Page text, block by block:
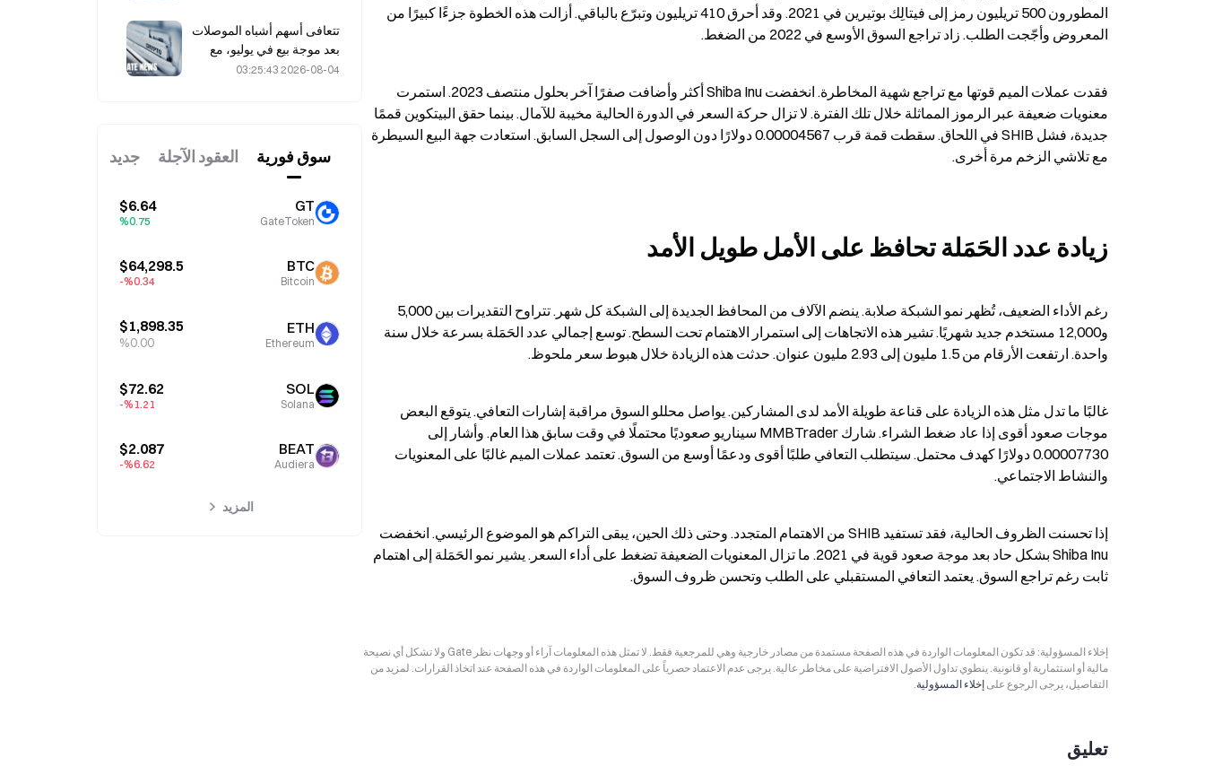
المعروض وأجّجت الطلب. زاد تراجع السوق الأوسع في 2022 من الضغط.
مع تلاشي الزخم مرة أخرى.
زيادة عدد الحَمَلة تحافظ على الأمل طويل الأمد
واحدة. ارتفعت الأرقام من 1.5 مليون إلى 2.93 مليون عنوان. حدثت هذه الزيادة خلال هبوط سعر ملحوظ.
والنشاط الاجتماعي.
ثابت رغم تراجع السوق. يعتمد التعافي المستقبلي على الطلب وتحسن ظروف السوق.
إخلاء المسؤولية: قد تكون المعلومات الواردة في هذه الصفحة مستمدة من مصادر خارجية وهي للمرجعية فقط. لا تمثل هذه المعلومات آراء أو وجهات نظر Gate ولا تشكل أي نصيحة
مالية أو استثمارية أو قانونية. ينطوي تداول الأصول الافتراضية على مخاطر عالية. يرجى عدم الاعتماد حصرياً على المعلومات الواردة في هذه الصفحة عند اتخاذ القرارات. لمزيد من
التفاصيل، يرجى الرجوع على إخلاء المسؤولية.
تعليق
تتعافى أسهم أشباه الموصلات
بعد موجة بيع في يوليو، مع
2026-08-04 03:25:43
سوق فوریة العقود الآجلة جديد
GT
GateToken
$6.64
%0.75
BTC
Bitcoin
$64,298.5
%0.34-
ETH
Ethereum
$1,898.35
%0.00
SOL
Solana
$72.62
%1.21-
BEAT
Audiera
$2.087
%6.62-
المزيد